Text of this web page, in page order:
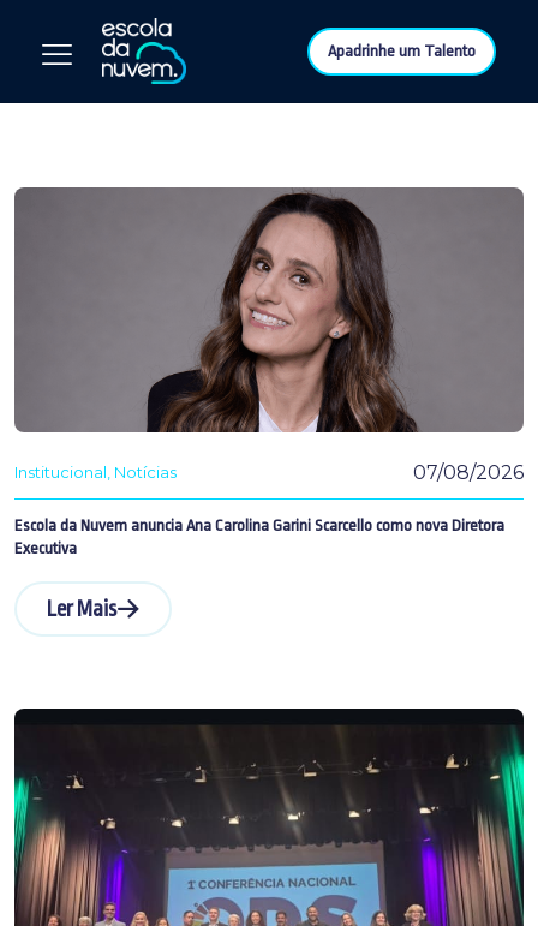
Apadrinhe um Talento
Institucional Notícias 07/08/2026
Escola da Nuvem anuncia Ana Carolina Garini Scarcello como nova Diretora
Executiva
Ler Mais